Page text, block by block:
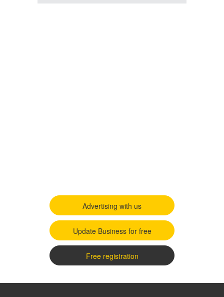
Advertising with us
Update Business for free
Free registration